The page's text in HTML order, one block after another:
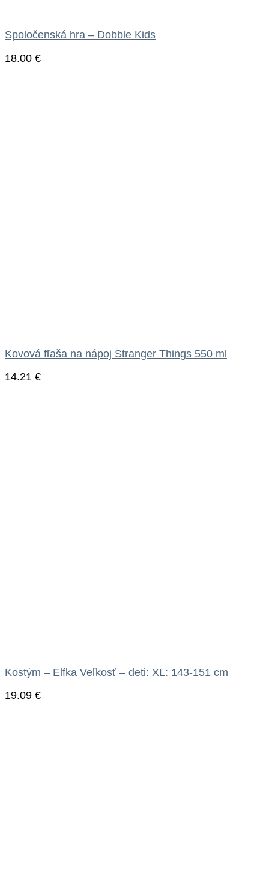
Spoločenská hra – Dobble Kids
18.00 €
Kovová fľaša na nápoj Stranger Things 550 ml
14.21 €
Kostým – Elfka Veľkosť – deti: XL: 143-151 cm
19.09 €